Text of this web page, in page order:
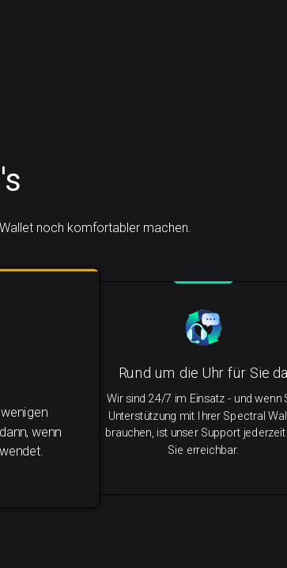
noch komfortabler machen.
wenn
Rund um die Uhr für Sie da
Wir sind 24/7 im Einsatz - und wenn
Unterstützung mit Ihrer Spectral
brauchen, ist unser Support
Sie erreichbar.